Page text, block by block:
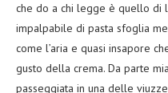
che do a chi legge è quello di
impalpabile di pasta sfoglia
come l’aria e quasi insapore
gusto della crema. Da parte
passeggiata in una delle